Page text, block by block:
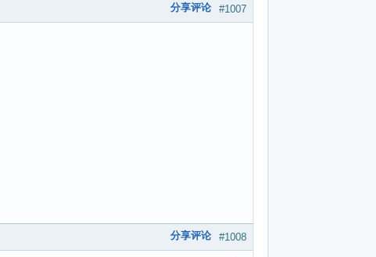
#1007
分享评论
#1008
分享评论